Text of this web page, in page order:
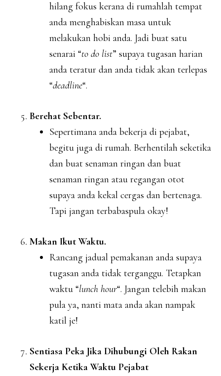
hilang fokus kerana di rumahlah tempat
anda menghabiskan masa untuk
melakukan hobi anda. Jadi buat satu
senarai “to do list” supaya tugasan harian
anda teratur dan anda tidak akan terlepas
“deadline“.
Berehat Sebentar.
Sepertimana anda bekerja di pejabat,
begitu juga di rumah. Berhentilah seketika
dan buat senaman ringan dan buat
senaman ringan atau regangan otot
supaya anda kekal cergas dan bertenaga.
Tapi jangan terbabaspula okay!
Makan Ikut Waktu.
Rancang jadual pemakanan anda supaya
tugasan anda tidak terganggu. Tetapkan
waktu “lunch hour“. Jangan telebih makan
pula ya, nanti mata anda akan nampak
katil je!
Sentiasa Peka Jika Dihubungi Oleh Rakan
Sekerja Ketika Waktu Pejabat